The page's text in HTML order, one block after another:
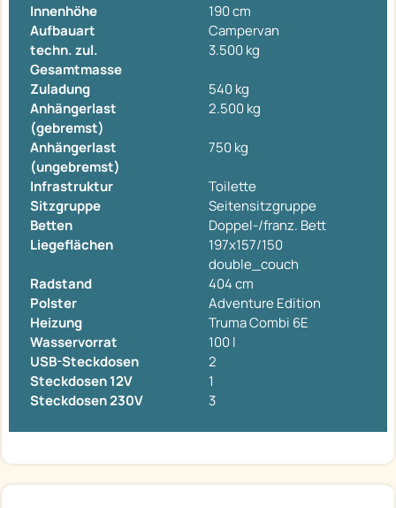
Innenhöhe
190 cm
Aufbauart
Campervan
techn. zul.
Gesamtmasse
3.500 kg
Zuladung
540 kg
Anhängerlast
(gebremst)
2.500 kg
Anhängerlast
(ungebremst)
750 kg
Infrastruktur
Toilette
Sitzgruppe
Seitensitzgruppe
Betten
Doppel-/franz. Bett
Liegeflächen
197x157/150
double_couch
Radstand
404 cm
Polster
Adventure Edition
Heizung
Truma Combi 6E
Wasservorrat
100 l
USB-Steckdosen
2
Steckdosen 12V
1
Steckdosen 230V
3